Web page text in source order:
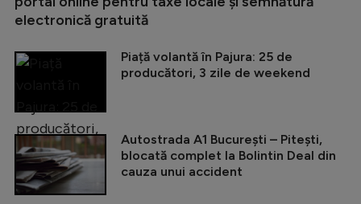
electronică gratuită
Piață volantă în Pajura: 25 de
producători, 3 zile de weekend
Autostrada A1 București – Pitești,
blocată complet la Bolintin Deal din
cauza unui accident